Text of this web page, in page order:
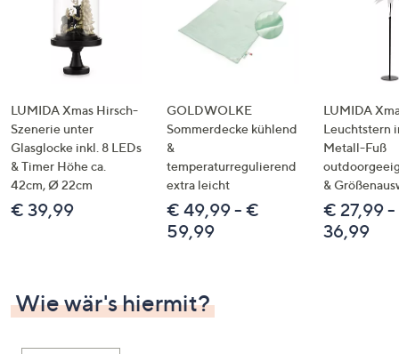
LUMIDA Xmas Hirsch-
Szenerie unter
Glasglocke inkl. 8 LEDs
& Timer Höhe ca.
42cm, Ø 22cm
€ 39,99
GOLDWOLKE
Sommerdecke kühlend
&
temperaturregulierend
extra leicht
€ 49,99 - €
59,99
LUMIDA
Leuchtstern
Metall-Fuß
&
€ 27,99
36,99
Wie wär's hiermit?